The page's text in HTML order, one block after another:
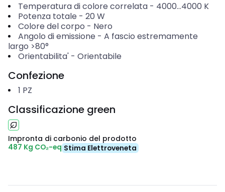
Temperatura di colore correlata- 4000...4000 K
Potenza totale - 20 W
Colore del corpo - Nero
Angolo di emissione - A fascio estremamente
largo >80°
Orientabilita'- Orientabile
Confezione
1 PZ
Classificazione green
Impronta di carbonio del prodotto
487 Kg CO₂-eq Stima Elettroveneta